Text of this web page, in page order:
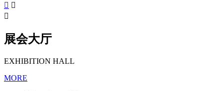
 

展会大厅
EXHIBITION HALL
MORE